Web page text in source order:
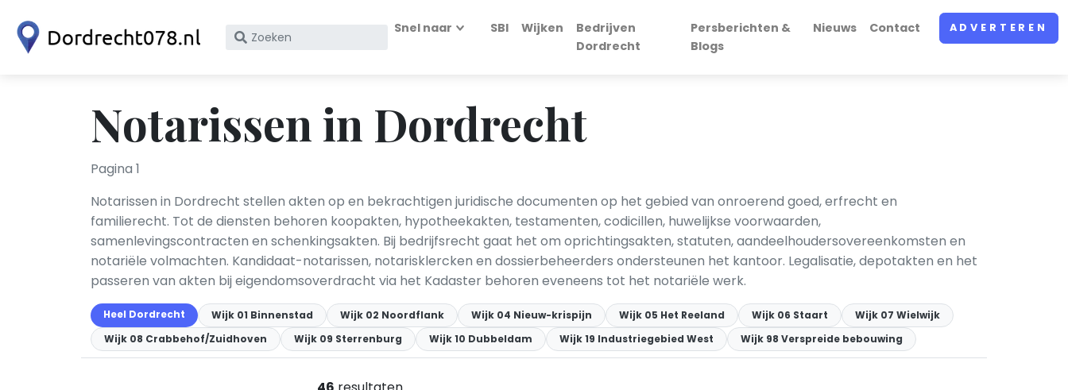
Zoek
KvK
nummer
Snel naar SBI Wijken
Bedrijven
Dordrecht
Persberichten &
Blogs
Nieuws Contact ADVERTEREN
Notarissen in Dordrecht
Pagina 1
Notarissen in Dordrecht stellen akten op en bekrachtigen juridische documenten op het gebied van onroerend goed, erfrecht en
familierecht. Tot de diensten behoren koopakten, hypotheekakten, testamenten, codicillen, huwelijkse voorwaarden,
samenlevingscontracten en schenkingsakten. Bij bedrijfsrecht gaat het om oprichtingsakten, statuten, aandeelhoudersovereenkomsten en
notariële volmachten. Kandidaat-notarissen, notarisklercken en dossierbeheerders ondersteunen het kantoor. Legalisatie, depotakten en het
passeren van akten bij eigendomsoverdracht via het Kadaster behoren eveneens tot het notariële werk.
Heel Dordrecht Wijk 01 Binnenstad Wijk 02 Noordflank Wijk 04 Nieuw-krispijn Wijk 05 Het Reeland Wijk 06 Staart
Wijk 07 Wielwijk
Wijk 08 Crabbehof/Zuidhoven
Wijk 09 Sterrenburg Wijk 10 Dubbeldam Wijk 19 Industriegebied West Wijk 98 Verspreide bebouwing